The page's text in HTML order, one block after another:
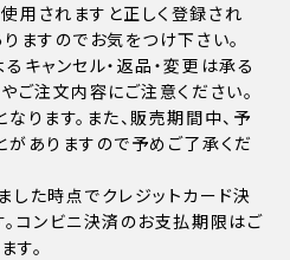
されますと正しく登録され
ますのでお気をつけ下さい。
キャンセル・返品・変更は承る
ご注文内容にご注意ください。
ります。また、販売期間中、予
ありますので予めご了承くだ
た時点でクレジットカード決
コンビニ決済のお支払期限はご
す。